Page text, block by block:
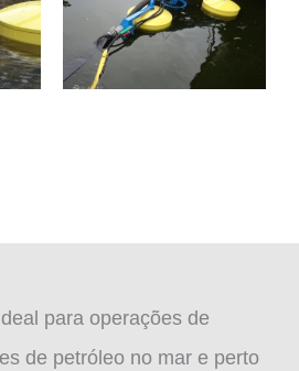
para operações de
de petróleo no mar e perto